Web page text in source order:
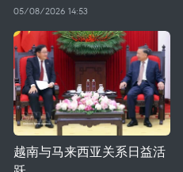
05/08/2026 14:53
越南与马来西亚关系日益活